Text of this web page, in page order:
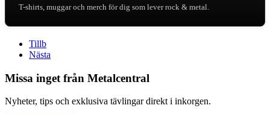
T-shirts, muggar och merch för dig som lever rock & metal.
Tillb
Nästa
Missa inget från Metalcentral
Nyheter, tips och exklusiva tävlingar direkt i inkorgen.